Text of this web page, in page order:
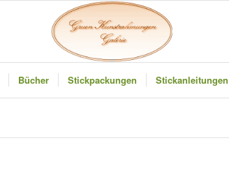
Bücher Stickpackungen Stickanleitungen